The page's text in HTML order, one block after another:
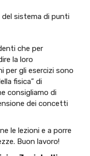
del sistema di punti
che per
la loro
per gli esercizi sono
fisica” di
consigliamo di
dei concetti
le lezioni e a porre
Buon lavoro!